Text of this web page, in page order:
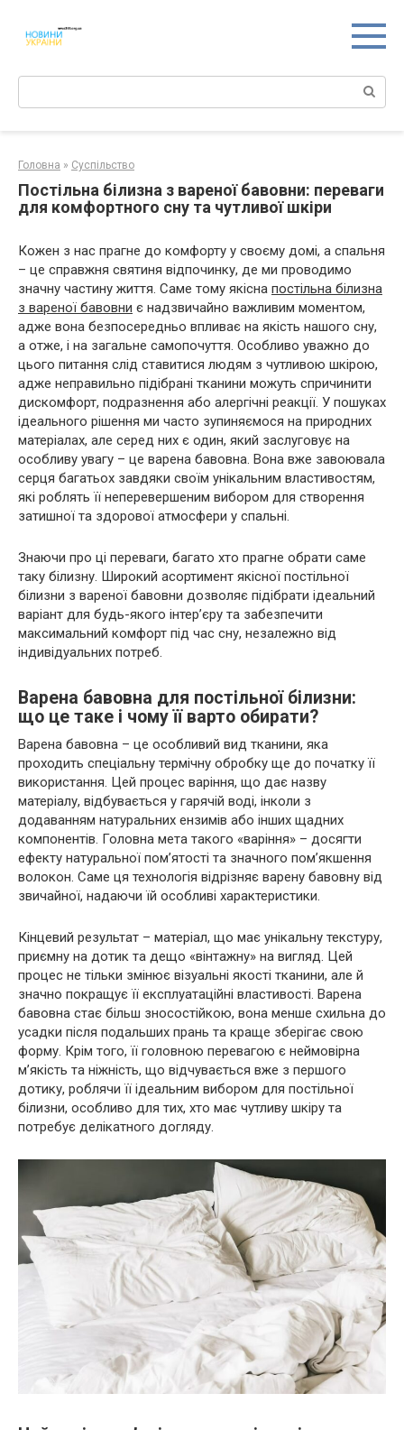
контенту
Поиск:
Головна » Суспільство
Постільна білизна з вареної бавовни: переваги
для комфортного сну та чутливої шкіри
Кожен з нас прагне до комфорту у своєму домі, а спальня
– це справжня святиня відпочинку, де ми проводимо
значну частину життя. Саме тому якісна постільна білизна
з вареної бавовни є надзвичайно важливим моментом,
адже вона безпосередньо впливає на якість нашого сну,
а отже, і на загальне самопочуття. Особливо уважно до
цього питання слід ставитися людям з чутливою шкірою,
адже неправильно підібрані тканини можуть спричинити
дискомфорт, подразнення або алергічні реакції. У пошуках
ідеального рішення ми часто зупиняємося на природних
матеріалах, але серед них є один, який заслуговує на
особливу увагу – це варена бавовна. Вона вже завоювала
серця багатьох завдяки своїм унікальним властивостям,
які роблять її неперевершеним вибором для створення
затишної та здорової атмосфери у спальні.
Знаючи про ці переваги, багато хто прагне обрати саме
таку білизну. Широкий асортимент якісної постільної
білизни з вареної бавовни дозволяє підібрати ідеальний
варіант для будь-якого інтер’єру та забезпечити
максимальний комфорт під час сну, незалежно від
індивідуальних потреб.
Варена бавовна для постільної білизни:
що це таке і чому її варто обирати?
Варена бавовна – це особливий вид тканини, яка
проходить спеціальну термічну обробку ще до початку її
використання. Цей процес варіння, що дає назву
матеріалу, відбувається у гарячій воді, інколи з
додаванням натуральних ензимів або інших щадних
компонентів. Головна мета такого «варіння» – досягти
ефекту натуральної пом’ятості та значного пом’якшення
волокон. Саме ця технологія відрізняє варену бавовну від
звичайної, надаючи їй особливі характеристики.
Кінцевий результат – матеріал, що має унікальну текстуру,
приємну на дотик та дещо «вінтажну» на вигляд. Цей
процес не тільки змінює візуальні якості тканини, але й
значно покращує її експлуатаційні властивості. Варена
бавовна стає більш зносостійкою, вона менше схильна до
усадки після подальших прань та краще зберігає свою
форму. Крім того, її головною перевагою є неймовірна
м’якість та ніжність, що відчувається вже з першого
дотику, роблячи її ідеальним вибором для постільної
білизни, особливо для тих, хто має чутливу шкіру та
потребує делікатного догляду.